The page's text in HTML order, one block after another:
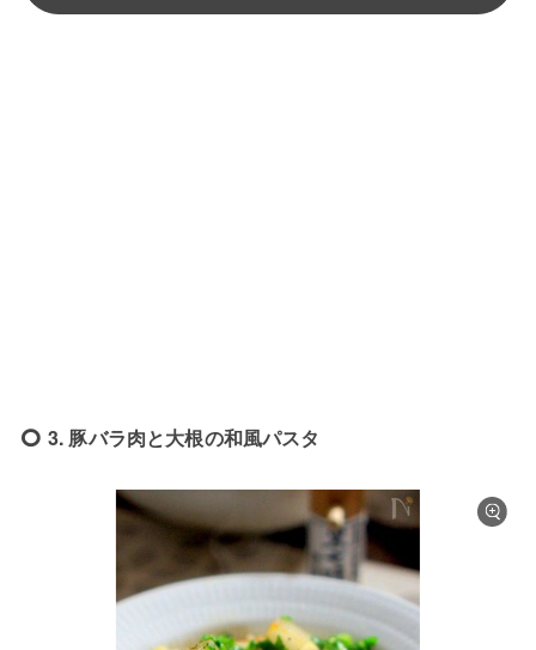
3. 豚バラ肉と大根の和風パスタ